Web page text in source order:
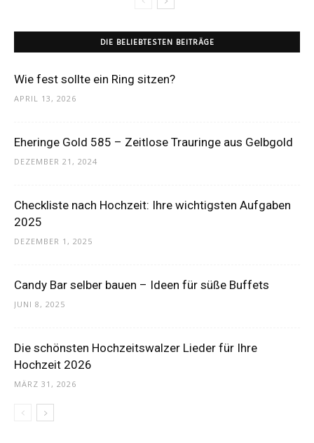
DIE BELIEBTESTEN BEITRÄGE
Wie fest sollte ein Ring sitzen?
APRIL 13, 2026
Eheringe Gold 585 – Zeitlose Trauringe aus Gelbgold
DEZEMBER 21, 2024
Checkliste nach Hochzeit: Ihre wichtigsten Aufgaben
2025
DEZEMBER 1, 2025
Candy Bar selber bauen – Ideen für süße Buffets
JUNI 8, 2025
Die schönsten Hochzeitswalzer Lieder für Ihre
Hochzeit 2026
MÄRZ 31, 2026